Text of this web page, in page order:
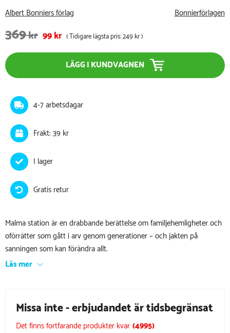
Albert Bonniers förlag Bonnierförlagen
369kr 99kr ( Tidigare lägsta pris:249 kr)
LÄGG I KUNDVAGNEN
4-7 arbetsdagar
Frakt: 39 kr
Gratis retur
Malma station är en drabbande berättelse om familjehemligheter och
oförrätter som gått i arv genom generationer – och jakten på
sanningen som kan förändra allt.
Läs mer
Missa inte - erbjudandet är tidsbegränsat
Det finns fortfarande produkter kvar (4995)